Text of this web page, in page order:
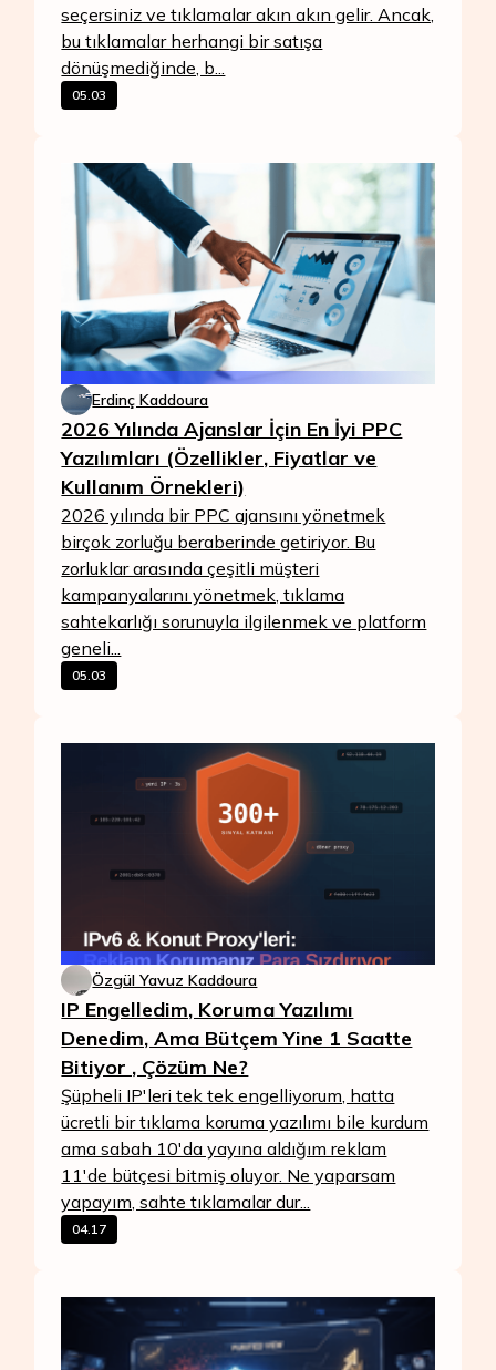
seçersiniz ve tıklamalar akın akın gelir. Ancak,
bu tıklamalar herhangi bir satışa
dönüşmediğinde, b...
05.03
Erdinç Kaddoura
2026 Yılında Ajanslar İçin En İyi PPC
Yazılımları (Özellikler, Fiyatlar ve
Kullanım Örnekleri)
2026 yılında bir PPC ajansını yönetmek
birçok zorluğu beraberinde getiriyor. Bu
zorluklar arasında çeşitli müşteri
kampanyalarını yönetmek, tıklama
sahtekarlığı sorunuyla ilgilenmek ve platform
geneli...
05.03
Özgül Yavuz Kaddoura
IP Engelledim, Koruma Yazılımı
Denedim, Ama Bütçem Yine 1 Saatte
Bitiyor , Çözüm Ne?
Şüpheli IP'leri tek tek engelliyorum, hatta
ücretli bir tıklama koruma yazılımı bile kurdum
ama sabah 10'da yayına aldığım reklam
11'de bütçesi bitmiş oluyor. Ne yaparsam
yapayım, sahte tıklamalar dur...
04.17